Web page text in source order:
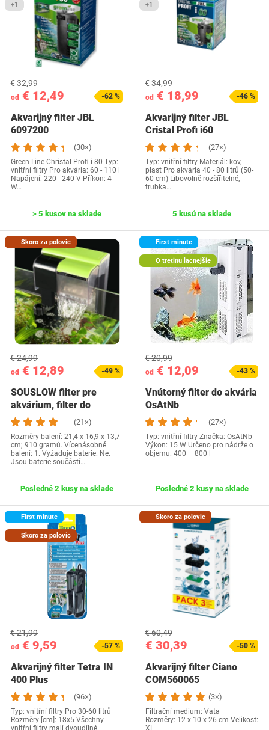
+1
od € 12,49
€ 32,99
-62 %
Akvarijný filter JBL
6097200
(30×)
Green Line Christal Profi i 80 Typ:
vnitřní filtry Pro akvária: 60 - 110 l
Napájení: 220 - 240 V Příkon: 4
W…
> 5 kusov na sklade
+1
od € 18,99
€ 34,99
-46 %
Akvarijný filter JBL
Cristal Profi i60
(27×)
Typ: vnitřní filtry Materiál: kov,
plast Pro akvária 40 - 80 litrů (50-
60 cm) Libovolně rozšířitelné,
trubka…
5 kusů na sklade
Skoro za polovic
od € 12,89
€ 24,99
-49 %
SOUSLOW filter pre
akvárium, filter do
akvária
(21×)
Rozměry balení: 21,4 x 16,9 x 13,7
cm; 910 gramů. Vícenásobné
balení: ‎1. Vyžaduje baterie: Ne.
Jsou baterie součástí…
Posledné 2 kusy na sklade
First minute
O tretinu lacnejšie
od € 12,09
€ 20,99
-43 %
Vnútorný filter do akvária
OsAtNb
(27×)
Typ: vnitřní filtry Značka: OsAtNb
Výkon: 15 W Určeno pro nádrže o
objemu: 400 – 800 l
Posledné 2 kusy na sklade
First minute
Skoro za polovic
od € 9,59
€ 21,99
-57 %
Akvarijný filter Tetra IN
400 Plus
(96×)
Typ: vnitřní filtry Pro 30-60 litrů
Rozměry [cm]: 18x5 Všechny
vnitřní filtry mají dvoudílné
Skoro za polovic
€ 30,39
€ 60,49
-50 %
Akvarijný filter Ciano
COM560065
(3×)
Filtrační medium: Vata
Rozměry: ‎12 x 10 x 26 cm Velikost:
XL